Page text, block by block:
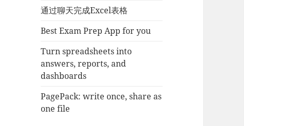
通过聊天完成Excel表格
Best Exam Prep App for you
Turn spreadsheets into
answers, reports, and
dashboards
PagePack: write once, share as
one file